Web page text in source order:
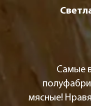
Самые
мясные!